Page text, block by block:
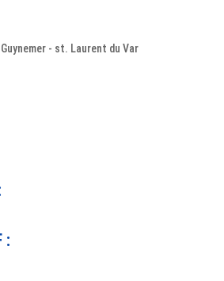
Guynemer - st. Laurent du Var
: